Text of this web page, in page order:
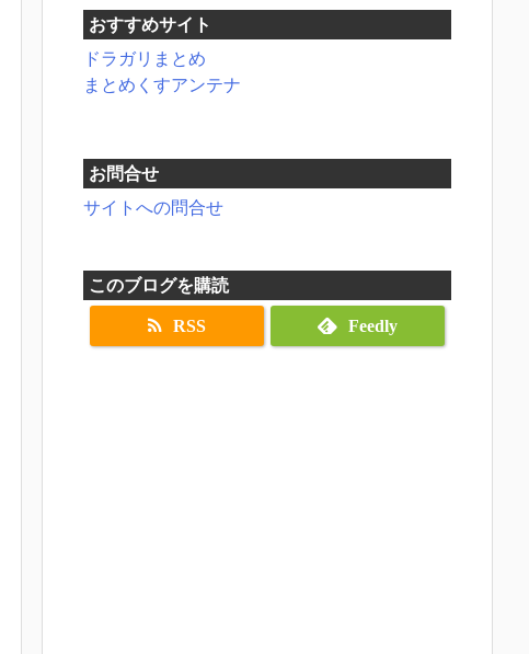
おすすめサイト
ドラガリまとめ
まとめくすアンテナ
お問合せ
サイトへの問合せ
このブログを購読
RSS Feedly